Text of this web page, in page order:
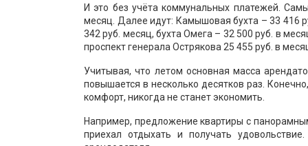
И это без учёта коммунальных платежей.
месяц. Далее идут: Камышовая бухта – 33 416
342 руб. месяц, бухта Омега – 32 500 руб. в
проспект генерала Острякова 25 455 руб. в
Учитывая, что летом основная масса
повышается в несколько десятков раз.
комфорт, никогда не станет экономить.
Например, предложение квартиры с
приехал отдыхать и получать